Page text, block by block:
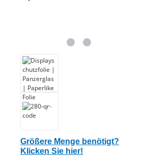
Größere Menge benötigt?
Klicken Sie hier!